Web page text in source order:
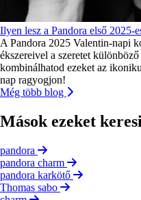
Ilyen lesz a Pandora első 2025-
A Pandora 2025 Valentin-napi
ékszereivel a szeretet
kombinálhatod ezeket az
nap ragyogjon!
Még több blog
Mások ezeket
pandora
pandora charm
pandora karkötő
Thomas sabo